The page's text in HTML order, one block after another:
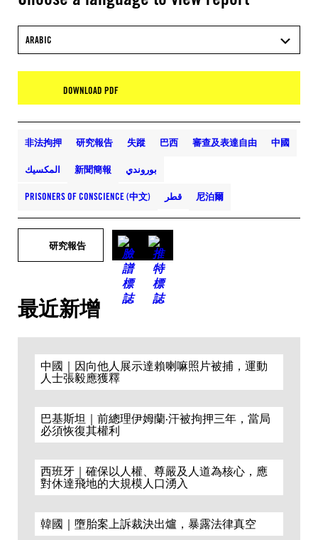
ARABIC
DOWNLOAD PDF
非法拘押 研究報告 失蹤 巴西 審查及表達自由 中國
المكسيك 新聞簡報 بوروندي
PRISONERS OF CONSCIENCE (中文) قطر 尼泊爾
研究報告
最近新增
中國｜因向他人展示達賴喇嘛照片被捕，運動
人士張毅應獲釋
巴基斯坦｜前總理伊姆蘭·汗被拘押三年，當局
必須恢復其權利
西班牙｜確保以人權、尊嚴及人道為核心，應
對休達飛地的大規模人口湧入
韓國｜墮胎案上訴裁決出爐，暴露法律真空